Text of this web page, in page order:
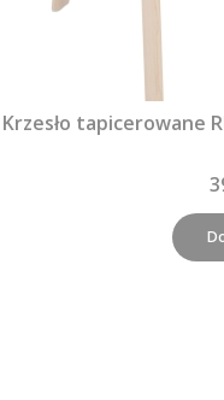
Krzesło tapicerowane